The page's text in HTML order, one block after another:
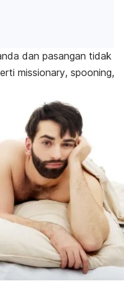
dan pasangan tidak
missionary, spooning,